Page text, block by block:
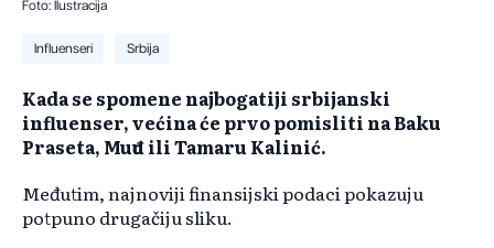
Foto: Ilustracija
Influenseri Srbija
Kada se spomene najbogatiji srbijanski
influenser, većina će prvo pomisliti na Baku
Praseta, Muđu ili Tamaru Kalinić.
Međutim, najnoviji finansijski podaci pokazuju
potpuno drugačiju sliku.